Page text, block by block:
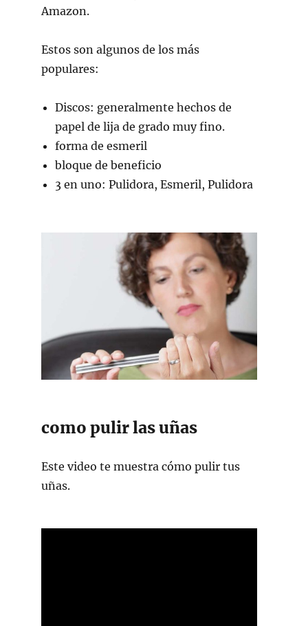
Amazon.
Estos son algunos de los más
populares:
Discos: generalmente hechos de
papel de lija de grado muy fino.
forma de esmeril
bloque de beneficio
3 en uno: Pulidora, Esmeril, Pulidora
como pulir las uñas
Este video te muestra cómo pulir tus
uñas.